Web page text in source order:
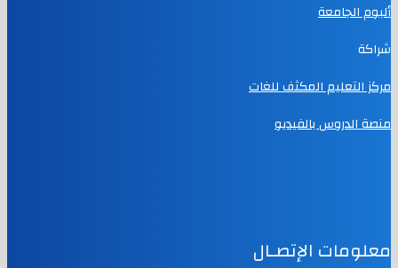
ألبوم الجامعة
شراكة
مركز التعليم المكثف للغات
منصة الدروس بالفيديو
معلومات الإتصـال